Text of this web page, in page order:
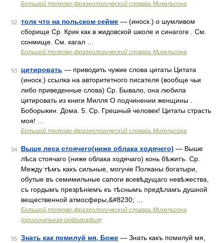
Большой толково-фразеологический словарь Михельсона
52 толк что на польском сейме — (иноск.) о шумливом
сборище Ср. Крик как в жидовской школе и синагоге . См.
сонмище. См. кагал …
Большой толково-фразеологический словарь Михельсона
53 цитировать — приводить чужие слова цитаты Цитата
(иноск.) ссылка на авторитетного писателя (вообще чьи
либо приведенные слова) Ср. Бывало, она любила
цитировать из книги Милля О подчинении женщины .
Боборыкин. Дома. 5. Ср. Грешный человек! Цитаты страсть
моя! …
Большой толково-фразеологический словарь Михельсона
54 Выше леса стоячего(ниже облака ходячего) — Выше
лѣса стоячаго (ниже облака ходячаго) конь бѣжитъ. Ср.
Между тѣмъ какъ сильные, могучіе Полканы богатыри,
обутые въ семимильные сапоги всевѣдущаго невѣжества,
съ гордымъ презрѣніемъ къ тѣснымъ предѣламъ душной
вещественной атмосферы,&#8230; …
Большой толково-фразеологический словарь Михельсона
(оригинальная орфография)
55 Знать как помилуй мя, Боже — Знать какъ помилуй мя,